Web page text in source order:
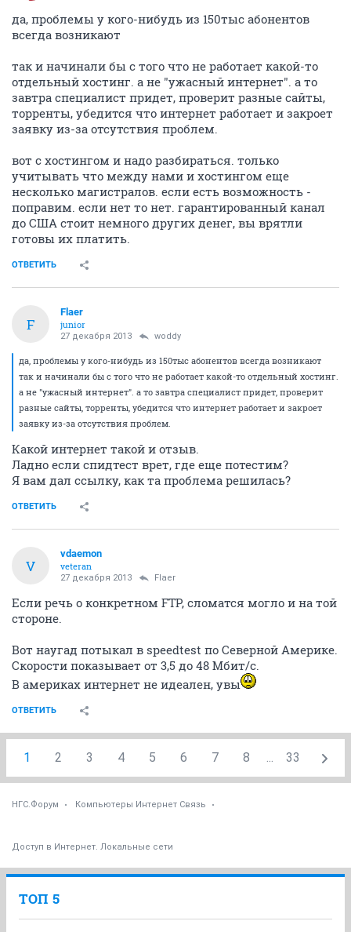
амстердам
http://www.speedtest.net/result/3188959772.png
вашингтон
http://www.speedtest.net/result/3188961827.png
нормальные результаты
У меня другие результаты, сейчас:
москва
http://www.speedtest.net/result/3188988595.png
Амстердам
http://www.speedtest.net/result/3188992463.png
вашингтон
V
veteran
27 декабря 2013 Flaer
Если проблемы реально видны, то все-таки в
техподдержку.
Пусть проверяют линию, коммутатор. Все вполне
починимно.
У меня сейчас 512Кбит/с по спидтесту показало.
Все согласно тарифу
ОТВЕТИТЬ
Flaer
27 декабря 2013 woddy
есть немного ошибок на порту, может в кабеле дело. роутер
да используется, выключить/включить?
ОТВЕТИТЬ
F
Flaer
27 декабря 2013 woddy
так что не работает то все-таки? ФТП? или спидтест? или что еще?
нужный вам ресурс - на него и жалуйтесь, а не на спидтест. у нас есть
магистральный канал (не всегда, зависит от технических
ограничений)
Вы технический специалист из новотелекома?